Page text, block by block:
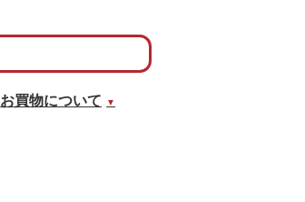
お買物について ▼